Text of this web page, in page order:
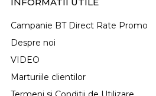
Campanie BT Direct Rate Promo
Despre noi
VIDEO
Marturiile clientilor